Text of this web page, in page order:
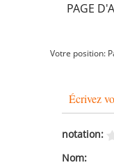
PAGE
Votre position:
Écrivez
notation:
Nom: